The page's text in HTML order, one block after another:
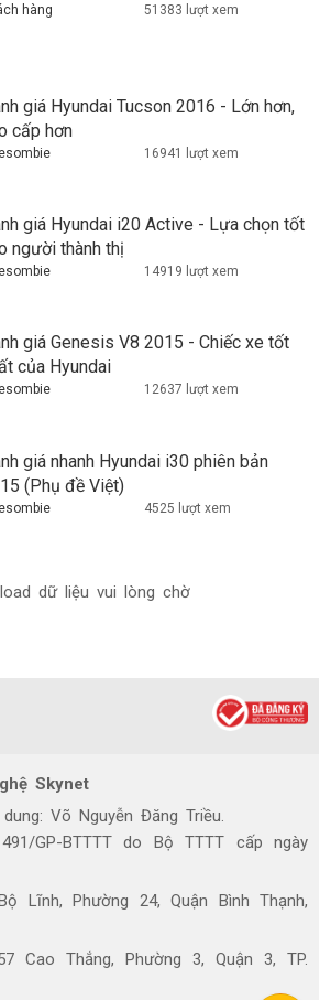
hàng 51383 lượt xem
giá Hyundai Tucson 2016 - Lớn hơn,
cấp hơn
16941 lượt xem
giá Hyundai i20 Active - Lựa chọn tốt
người thành thị
14919 lượt xem
giá Genesis V8 2015 - Chiếc xe tốt
của Hyundai
12637 lượt xem
giá nhanh Hyundai i30 phiên bản
(Phụ đề Việt)
4525 lượt xem
dữ liệu vui lòng chờ
Skynet
Võ Nguyễn Đăng Triều.
GP-BTTTT do Bộ TTTT cấp ngày
Lĩnh, Phường 24, Quận Bình Thạnh,
Cao Thắng, Phường 3, Quận 3, TP.